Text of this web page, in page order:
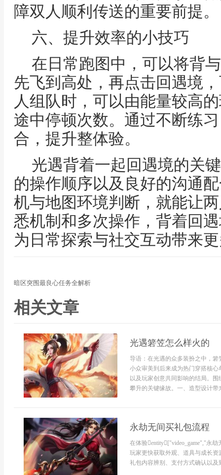
障双人顺利传送的重要前提。
六、提升效率的小技巧
在日常跑图中，可以将背
先飞到高处，再点击回遇境
人组队时，可以由能量较高
途中停顿次数。通过不断练
合，提升整体验。
光遇背着一起回遇境的关
的操作顺序以及良好的沟通
机与地图环境判断，就能让
悉机制和多次操作，背着回
为日常探索与社交互动带来
暗区突围最良心任务全解析
相关文章
光遇箬笠怎么样火的
导语：在光遇的众多装扮之中，
小众审美到后来成为热门穿搭核
以及玩家创意共同影响的结局。
攀升的关键缘故。一、造型设计带
永劫无间买礼包流程
在体验entity["video_game","永劫
玩家更快获取外观、道具与成长
礼包内容辨别、支付方式确认以